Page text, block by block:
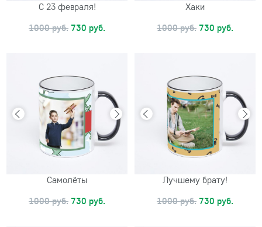
С 23 февраля!
1000 руб. 730 руб.
Хаки
1000 руб. 730 руб.
Самолёты
1000 руб. 730 руб.
Лучшему брату!
1000 руб. 730 руб.